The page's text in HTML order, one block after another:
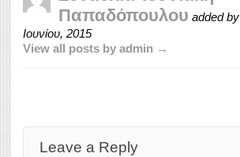
Παπαδόπουλου added by
Ιουνίου, 2015
View all posts by admin →
Leave a Reply